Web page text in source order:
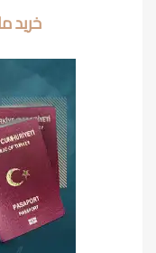
خرید